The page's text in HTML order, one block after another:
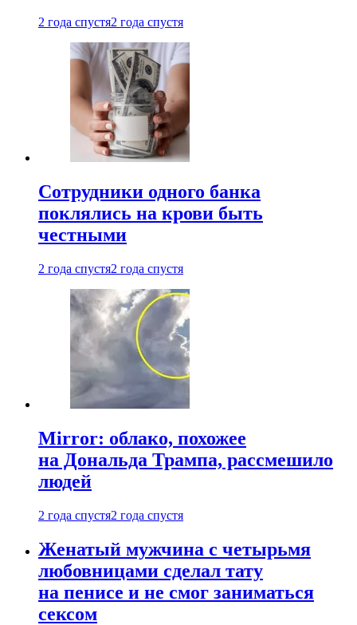
2 года спустя2 года спустя
Сотрудники одного банка
поклялись на крови быть
честными
2 года спустя2 года спустя
Mirror: облако, похожее
на Дональда Трампа, рассмешило
людей
2 года спустя2 года спустя
Женатый мужчина с четырьмя
любовницами сделал тату
на пенисе и не смог заниматься
сексом